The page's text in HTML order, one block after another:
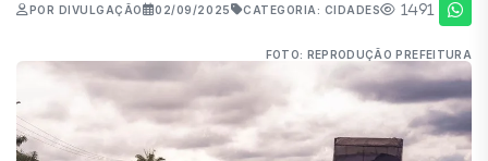
POR DIVULGAÇÃO 02/09/2025 CATEGORIA: CIDADES 1491
FOTO: REPRODUÇÃO PREFEITURA